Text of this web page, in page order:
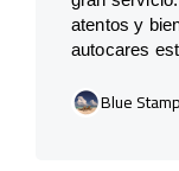
atentos y
autocares
Blue